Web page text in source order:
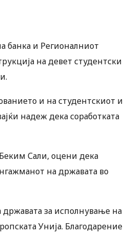
банка и Регионалниот
на девет студентски
и на студентскиот и
надеж дека соработката
Сали, оцени дека
на државата во
државата за исполнување на
Унија. Благодарение